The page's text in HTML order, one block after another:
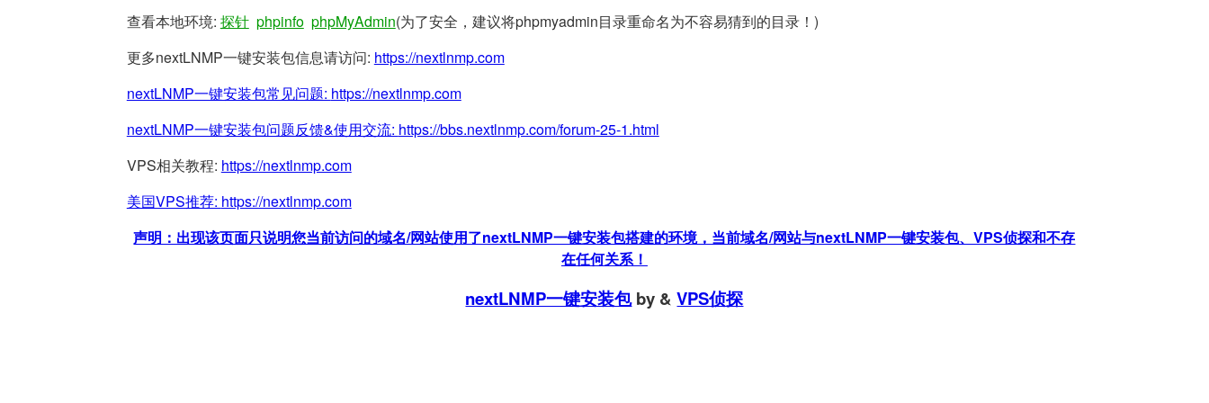
查看本地环境: 探针 phpinfo phpMyAdmin(为了安全，建议将phpmyadmin目录重命名为不容易猜到的目录！)
更多nextLNMP一键安装包信息请访问: https://nextlnmp.com
nextLNMP一键安装包常见问题: https://nextlnmp.com
nextLNMP一键安装包问题反馈&使用交流: https://bbs.nextlnmp.com/forum-25-1.html
VPS相关教程: https://nextlnmp.com
美国VPS推荐: https://nextlnmp.com
声明：出现该页面只说明您当前访问的域名/网站使用了nextLNMP一键安装包搭建的环境，当前域名/网站与nextLNMP一键安装包、VPS侦探和不存
在任何关系！
nextLNMP一键安装包by &VPS侦探